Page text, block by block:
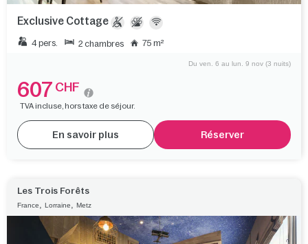
Exclusive Cottage
4 pers. 2 chambres 75 m²
Du ven. 6 au lun. 9 nov (3 nuits)
607 CHF
TVA incluse, hors taxe de séjour.
En savoir plus Réserver
Les Trois Forêts
France Lorraine Metz